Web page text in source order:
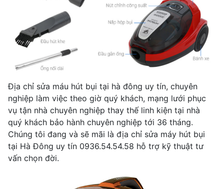
Địa chỉ sửa máu hút bụi tại hà đông uy tín, chuyên
nghiệp làm việc theo giờ quý khách, mạng lưới phục
vụ tận nhà chuyên nghiệp thay thế linh kiện tại nhà
quý khách bảo hành chuyên nghiệp tới 36 tháng.
Chúng tôi đang và sẽ mãi là địa chỉ sửa máy hút bụi
tại Hà Đông uy tín 0936.54.54.58 hỗ trợ kỹ thuật tư
vấn chọn đời.